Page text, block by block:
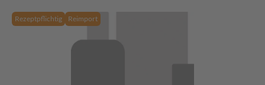
Rezeptpflichtig Reimport